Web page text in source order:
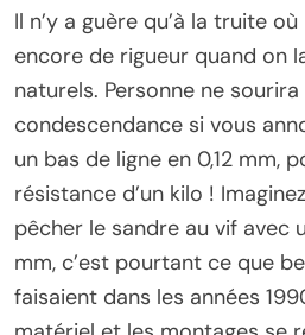
Il n’y a guère qu’à la truite
encore de rigueur quand on
naturels. Personne ne
condescendance si vous
un bas de ligne en 0,12 mm,
résistance d’un kilo !
pêcher le sandre au vif avec
mm, c’est pourtant ce que
faisaient dans les années